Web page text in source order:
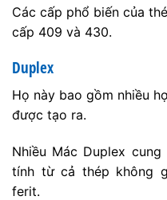
Các cấp phổ biến của
cấp 409 và 430.
Duplex
Họ này bao gồm nhiều
được tạo ra.
Nhiều Mác Duplex
tính từ cả thép không
ferit.